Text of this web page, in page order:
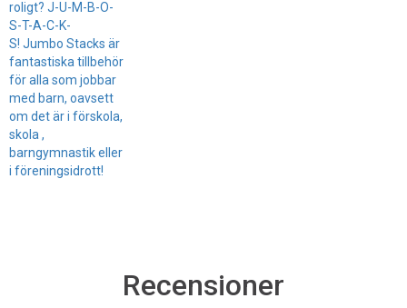
roligt? J-U-M-B-O-
S-T-A-C-K-
S! Jumbo Stacks är
fantastiska tillbehör
för alla som jobbar
med barn, oavsett
om det är i förskola,
skola ,
barngymnastik eller
i föreningsidrott!
Recensioner